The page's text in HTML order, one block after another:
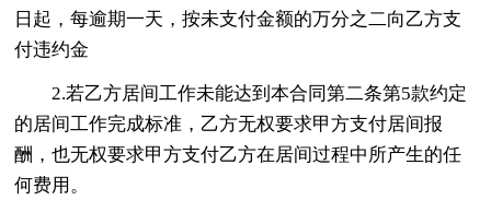
日起，每逾期一天，按未支付金额的万分之二向乙方支
付违约金
2.若乙方居间工作未能达到本合同第二条第5款约定
的居间工作完成标准，乙方无权要求甲方支付居间报
酬，也无权要求甲方支付乙方在居间过程中所产生的任
何费用。